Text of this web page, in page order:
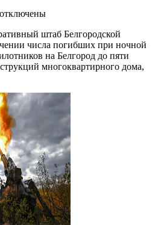
штаб Белгородской
числа погибших при ночной
на Белгород до пяти
многоквартирного дома,